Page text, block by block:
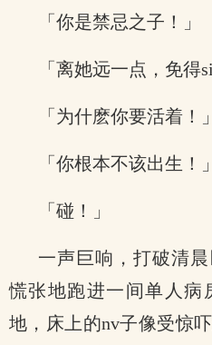
「你是禁忌之子！」
「离她远一点，免得
「为什麽你要活着！」
「你根本不该出生！」
「碰！」
一声巨响，打破清
慌张地跑进一间单人病
地，床上的nv子像受惊